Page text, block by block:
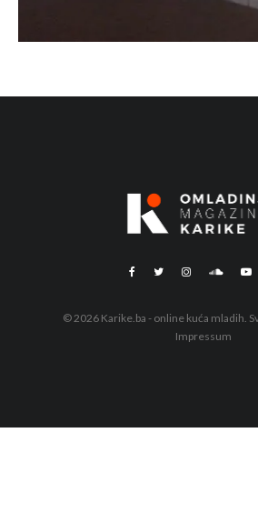
© 2026 Karike.ba - online kuća mladih.
Impressum